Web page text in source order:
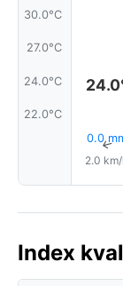
30.0°C
27.0°C
24.0°C
22.0°C
0.0↑
2.0
Index